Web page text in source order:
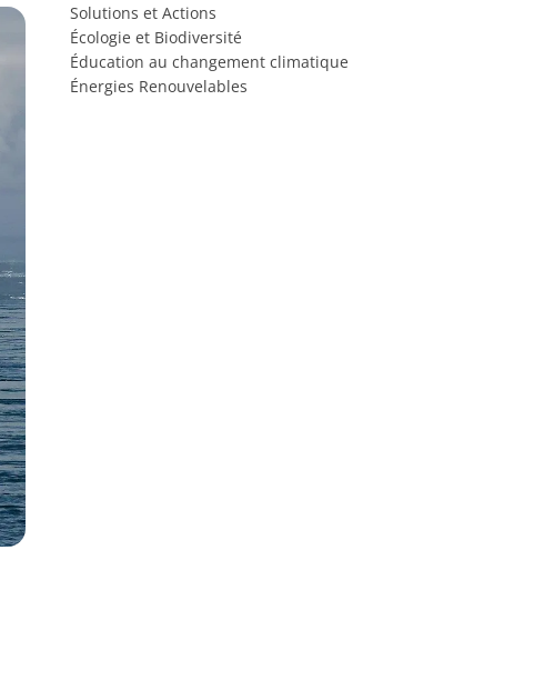
Solutions et Actions
Écologie et Biodiversité
Éducation au changement climatique
Énergies Renouvelables